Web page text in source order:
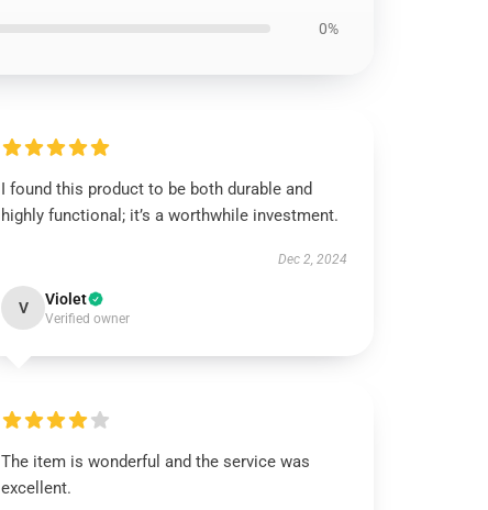
0%
I found this product to be both durable and
highly functional; it’s a worthwhile investment.
Dec 2, 2024
V Violet
Verified owner
The item is wonderful and the service was
excellent.